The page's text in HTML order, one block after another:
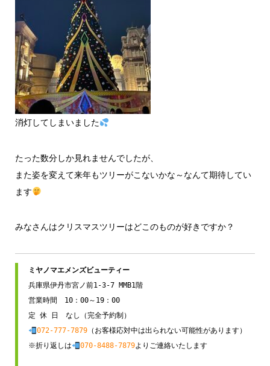
消灯してしまいました
たった数分しか見れませんでしたが、
また姿を変えて来年もツリーがこないかな～なんて期待してい
ます
みなさんはクリスマスツリーはどこのものが好きですか？
ミヤノマエメンズビューティー
兵庫県伊丹市宮ノ前1-3-7 MMB1階
営業時間　10：00～19：00
072-777-7879（お客様応対中は出られない可能性があります）
※折り返しは
070-8488-7879よりご連絡いたします